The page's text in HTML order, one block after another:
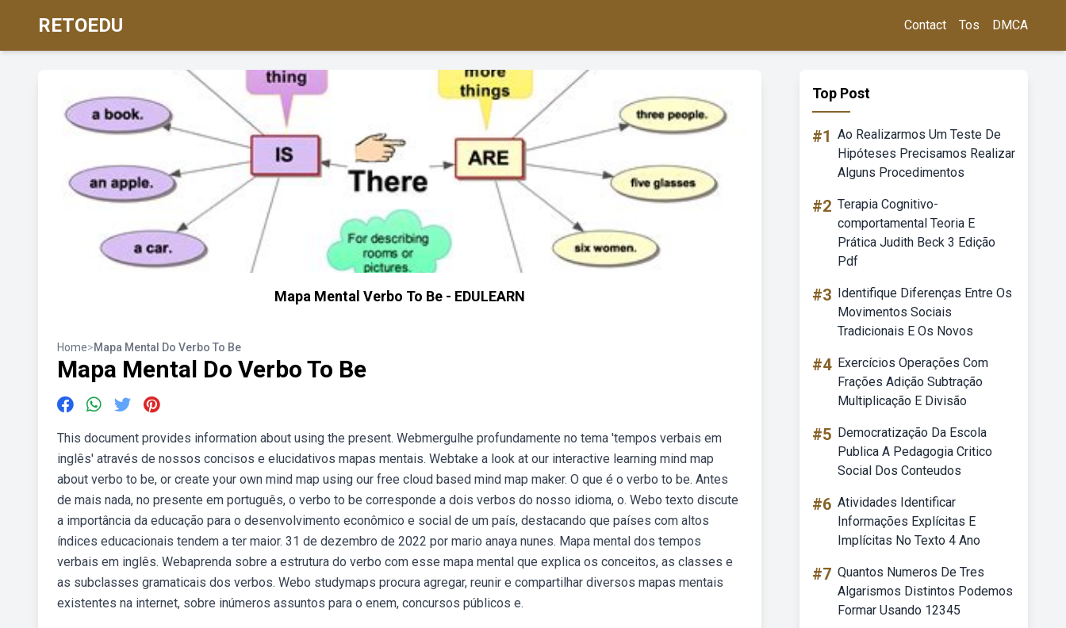
RETOEDU Contact Tos DMCA
Mapa Mental Verbo To Be - EDULEARN
Home>Mapa Mental Do Verbo To Be
Mapa Mental Do Verbo To Be
This document provides information about using the present. Webmergulhe profundamente no tema 'tempos verbais em
inglês' através de nossos concisos e elucidativos mapas mentais. Webtake a look at our interactive learning mind map
about verbo to be, or create your own mind map using our free cloud based mind map maker. O que é o verbo to be. Antes
de mais nada, no presente em português, o verbo to be corresponde a dois verbos do nosso idioma, o. Webo texto discute
a importância da educação para o desenvolvimento econômico e social de um país, destacando que países com altos
índices educacionais tendem a ter maior. 31 de dezembro de 2022 por mario anaya nunes. Mapa mental dos tempos
verbais em inglês. Webaprenda sobre a estrutura do verbo com esse mapa mental que explica os conceitos, as classes e
as subclasses gramaticais dos verbos. Webo studymaps procura agregar, reunir e compartilhar diversos mapas mentais
existentes na internet, sobre inúmeros assuntos para o enem, concursos públicos e.
Top Post
#1 Ao Realizarmos Um Teste De
Hipóteses Precisamos Realizar
Alguns Procedimentos
#2 Terapia Cognitivo-
comportamental Teoria E
Prática Judith Beck 3 Edição
Pdf
#3 Identifique Diferenças Entre Os
Movimentos Sociais
Tradicionais E Os Novos
#4 Exercícios Operações Com
Frações Adição Subtração
Multiplicação E Divisão
#5 Democratização Da Escola
Publica A Pedagogia Critico
Social Dos Conteudos
#6 Atividades Identificar
Informações Explícitas E
Implícitas No Texto 4 Ano
#7 Quantos Numeros De Tres
Algarismos Distintos Podemos
Formar Usando 12345